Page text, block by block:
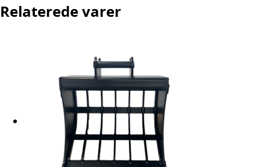
Relaterede varer